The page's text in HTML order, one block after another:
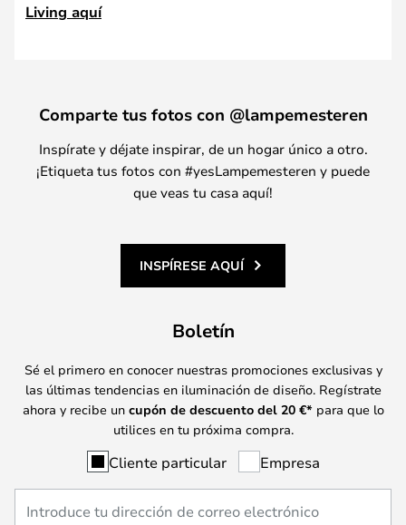
Living aquí
Comparte tus fotos con @lampemesteren
Inspírate y déjate inspirar, de un hogar único a otro.
¡Etiqueta tus fotos con #yesLampemesteren y puede
que veas tu casa aquí!
INSPÍRESE AQUÍ
Boletín
Sé el primero en conocer nuestras promociones exclusivas y
las últimas tendencias en iluminación de diseño. Regístrate
ahora y recibe un cupón de descuento del 20 €* para que lo
utilices en tu próxima compra.
Cliente particular Empresa